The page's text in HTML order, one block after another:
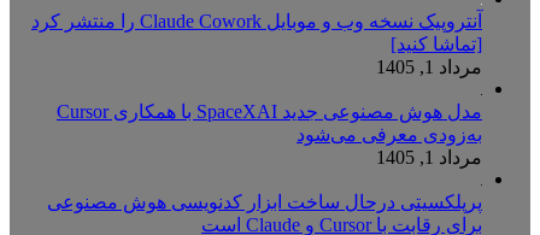
آنتروپیک نسخه وب و موبایل Claude Cowork را منتشر کرد
[تماشا کنید]
مرداد 1, 1405
مدل هوش مصنوعی جدید SpaceXAI با همکاری Cursor
به‌زودی معرفی می‌شود
مرداد 1, 1405
پرپلکسیتی درحال ساخت ابزار کدنویسی هوش مصنوعی
برای رقابت با Cursor و Claude است